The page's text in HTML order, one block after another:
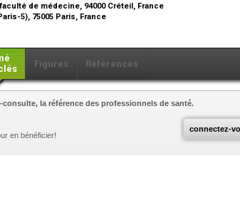
de médecine, 94000 Créteil, France
5), 75005 Paris, France
Figures Références
connectez-
consulte, la référence des professionnels de santé.
en bénéficier!